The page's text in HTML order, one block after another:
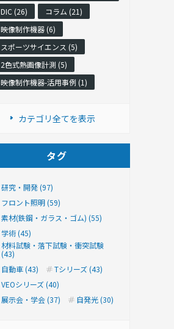
DIC (26)
コラム (21)
映像制作機器 (6)
スポーツサイエンス (5)
2色式熱画像計測 (5)
映像制作機器-活用事例 (1)
カテゴリ全てを表示
タグ
研究・開発 (97)
フロント照明 (59)
素材(鉄鋼・ガラス・ゴム) (55)
学術 (45)
材料試験・落下試験・衝突試験
(43)
自動車 (43)
Tシリーズ (43)
VEOシリーズ (40)
展示会・学会 (37)
自発光 (30)